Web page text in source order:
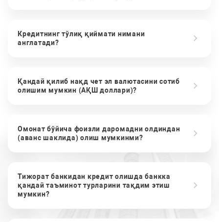
Кредитнинг тўлиқ қиймати нимани
англатади?
Қандай қилиб нақд чет эл валютасини сотиб
олишим мумкин (АҚШ доллари)?
Омонат бўйича фоизли даромадни олдиндан
(аванс шаклида) олиш мумкинми?
Тижорат банкидан кредит олишда банкка
қандай таъминот турларини тақдим этиш
мумкин?